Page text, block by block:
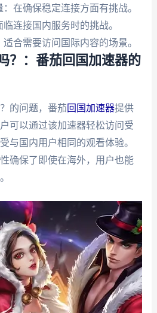
在确保稳定连接方面有挑战。
连接国内服务时的挑战。
合需要访问国际内容的场景。
？：番茄回国加速器的
的问题，番茄回国加速器提供
可以通过该加速器轻松访问受
与国内用户相同的观看体验。
确保了即使在海外，用户也能